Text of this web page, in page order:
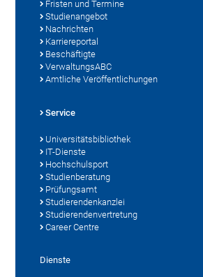
Fristen und Termine
Studienangebot
Nachrichten
Karriereportal
Beschäftigte
VerwaltungsABC
Amtliche Veröffentlichungen
Service
Universitätsbibliothek
IT-Dienste
Hochschulsport
Studienberatung
Prüfungsamt
Studierendenkanzlei
Studierendenvertretung
Career Centre
Dienste